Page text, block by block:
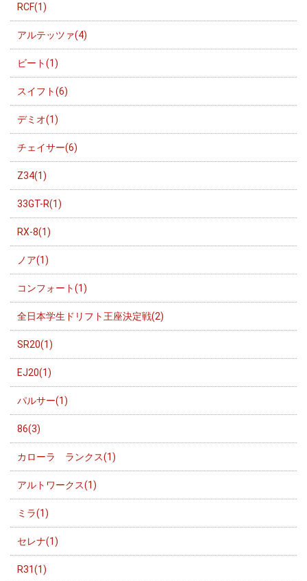
RCF(1)
アルテッツァ(4)
ビート(1)
スイフト(6)
デミオ(1)
チェイサー(6)
Z34(1)
33GT-R(1)
RX-8(1)
ノア(1)
コンフォート(1)
全日本学生ドリフト王座決定戦(2)
SR20(1)
EJ20(1)
パルサー(1)
86(3)
カローラ ランクス(1)
アルトワークス(1)
ミラ(1)
セレナ(1)
R31(1)